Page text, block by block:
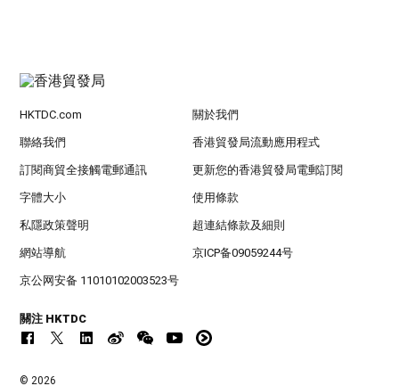
HKTDC.com 關於我們
聯絡我們 香港貿發局流動應用程式
訂閱商貿全接觸電郵通訊 更新您的香港貿發局電郵訂閱
字體大小 使用條款
私隱政策聲明 超連結條款及細則
網站導航 京ICP备09059244号
京公网安备 11010102003523号
關注 HKTDC
© 2026